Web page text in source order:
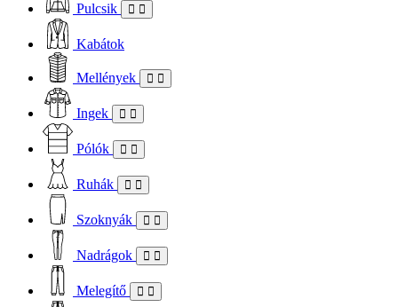
Pulcsik
Kabátok
Mellények
Ingek
Pólók
Ruhák
Szoknyák
Nadrágok
Melegítő